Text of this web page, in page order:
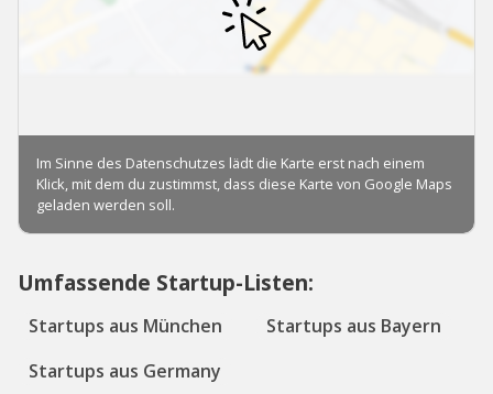
Umfassende Startup-Listen:
Startups aus München
Startups aus Bayern
Startups aus Germany